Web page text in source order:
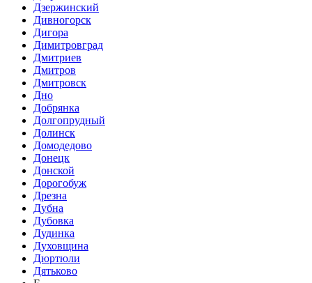
Дзержинский
Дивногорск
Дигора
Димитровград
Дмитриев
Дмитров
Дмитровск
Дно
Добрянка
Долгопрудный
Долинск
Домодедово
Донецк
Донской
Дорогобуж
Дрезна
Дубна
Дубовка
Дудинка
Духовщина
Дюртюли
Дятьково